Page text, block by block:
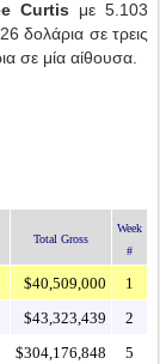
Curtis με 5.103
δολάρια σε τρεις
σε μία αίθουσα.
Total Gross
Week
#
$40,509,000
1
$43,323,439
2
$304,176,848
5